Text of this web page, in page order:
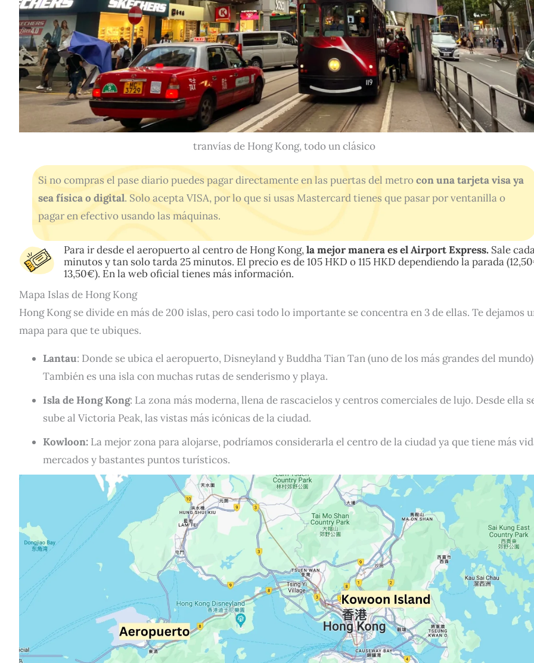
tranvías de Hong Kong, todo un clásico
Si no compras el pase diario puedes pagar directamente en las puertas del metrocon una tarjeta visa ya
sea física o digital. Solo acepta VISA, por lo que si usas Mastercard tienes que pasar por ventanilla o
pagar en efectivo usando las máquinas.
Para ir desde el aeropuerto al centro de Hong Kong,la mejor manera es el Airport Express. Sale
minutos y tan solo tarda 25 minutos. El precio es de 105 HKD o 115 HKD dependiendo la parada
13,50€). En laweboficial tienes más información.
Mapa Islas de Hong Kong
Hong Kong se divide en más de 200 islas, pero casi todo lo importante se concentra en 3 de ellas. Te dejamos
mapa para que te ubiques.
Lantau: Donde se ubica el aeropuerto, Disneyland y Buddha Tian Tan (uno de los más grandes del
También es una isla con muchas rutas de senderismo y playa.
Isla de Hong Kong: La zona más moderna, llena de rascacielos y centros comerciales de lujo. Desde ella
sube al Victoria Peak, las vistas más icónicas de la ciudad.
Kowloon: La mejor zona para alojarse, podríamos considerarla el centro de la ciudad ya que tiene más
mercados y bastantes puntos turísticos.